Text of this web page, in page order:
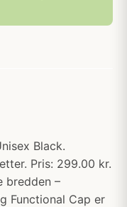
Black.
Pris: 299.00 kr.
bredden –
Functional Cap er